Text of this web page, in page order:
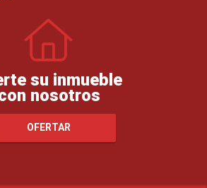
su inmueble
nosotros
OFERTAR